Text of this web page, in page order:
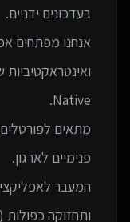
אנחנו מפתחים
מתאים
המעבר